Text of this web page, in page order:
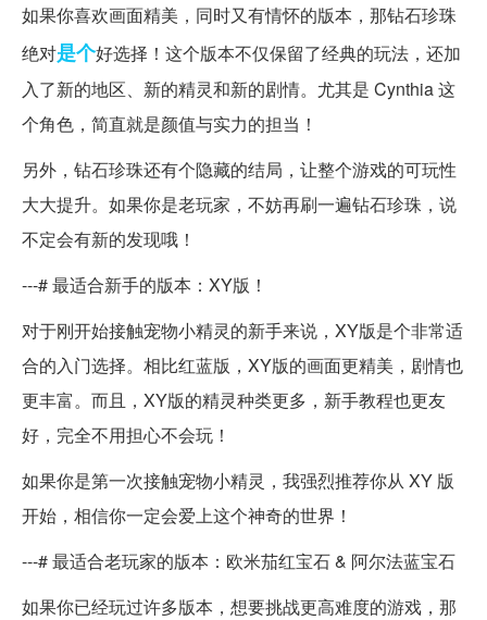
如果你喜欢画面精美，同时又有情怀的版本，那钻石珍珠
绝对是个好选择！这个版本不仅保留了经典的玩法，还加
入了新的地区、新的精灵和新的剧情。尤其是 Cynthia 这
个角色，简直就是颜值与实力的担当！
另外，钻石珍珠还有个隐藏的结局，让整个游戏的可玩性
大大提升。如果你是老玩家，不妨再刷一遍钻石珍珠，说
不定会有新的发现哦！
---# 最适合新手的版本：XY版！
对于刚开始接触宠物小精灵的新手来说，XY版是个非常适
合的入门选择。相比红蓝版，XY版的画面更精美，剧情也
更丰富。而且，XY版的精灵种类更多，新手教程也更友
好，完全不用担心不会玩！
如果你是第一次接触宠物小精灵，我强烈推荐你从 XY 版
开始，相信你一定会爱上这个神奇的世界！
---# 最适合老玩家的版本：欧米茄红宝石 & 阿尔法蓝宝石
如果你已经玩过许多版本，想要挑战更高难度的游戏，那